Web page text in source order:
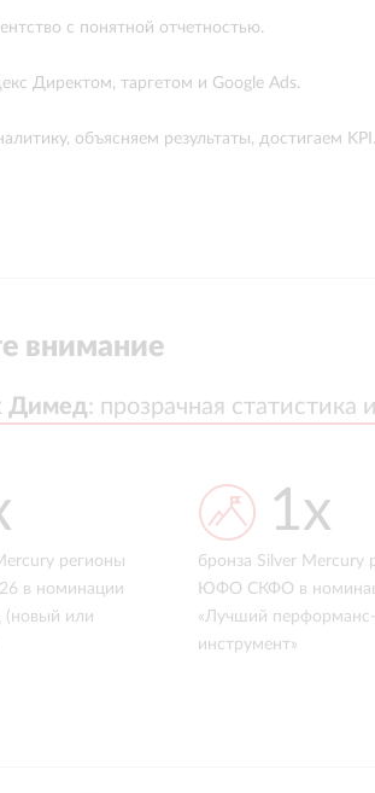
с понятной отчетностью.
Директом, таргетом и Google Ads.
объясняем результаты, достигаем KPI.
внимание
Димед: прозрачная статистика
Димед: прозрачная статистика
регионы
в номинации
(новый или
1x
бронза Silver Mercury
ЮФО СКФО в
«Лучший перформанс-
инструмент»